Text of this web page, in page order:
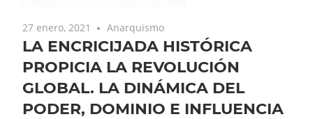
27 enero, 2021 Anarquismo
LA ENCRICIJADA HISTÓRICA
PROPICIA LA REVOLUCIÓN
GLOBAL. LA DINÁMICA DEL
PODER, DOMINIO E INFLUENCIA